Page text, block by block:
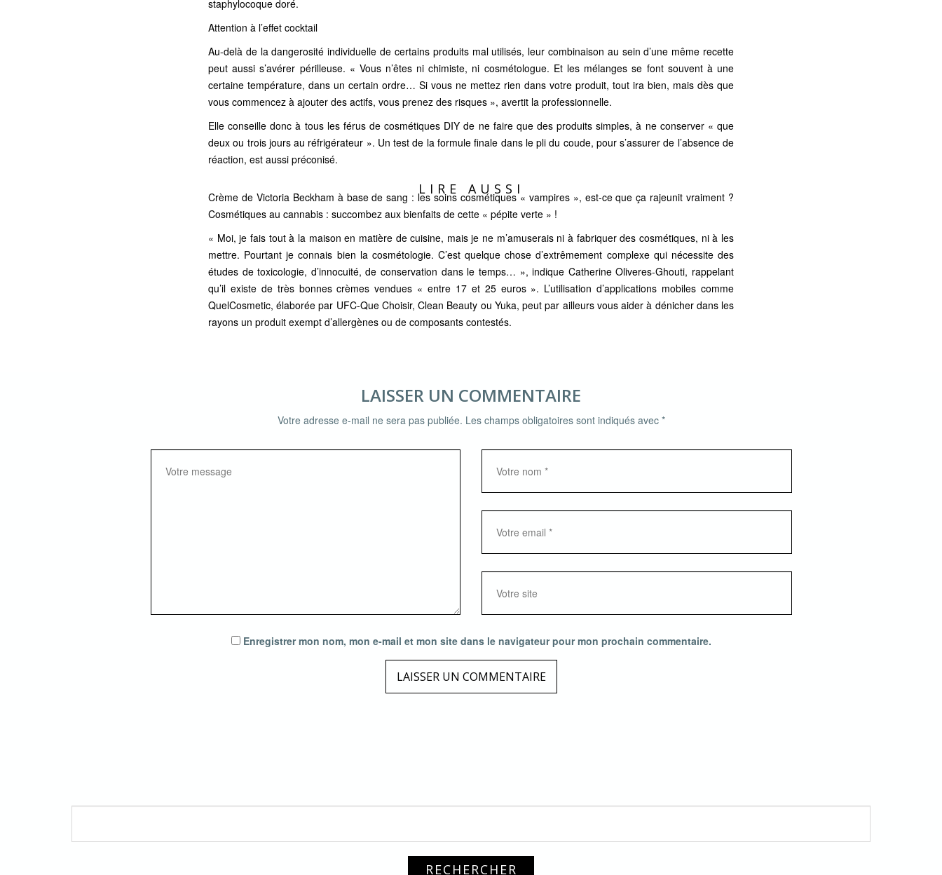
staphylocoque doré.
Attention à l’effet cocktail
Au-delà de la dangerosité individuelle de certains produits mal utilisés, leur combinaison au sein d’une même recette
peut aussi s’avérer périlleuse. « Vous n’êtes ni chimiste, ni cosmétologue. Et les mélanges se font souvent à une
certaine température, dans un certain ordre… Si vous ne mettez rien dans votre produit, tout ira bien, mais dès que
vous commencez à ajouter des actifs, vous prenez des risques », avertit la professionnelle.
Elle conseille donc à tous les férus de cosmétiques DIY de ne faire que des produits simples, à ne conserver « que
deux ou trois jours au réfrigérateur ». Un test de la formule finale dans le pli du coude, pour s’assurer de l’absence de
réaction, est aussi préconisé.
LIRE AUSSI
Crème de Victoria Beckham à base de sang : les soins cosmétiques « vampires », est-ce que ça rajeunit vraiment ?
Cosmétiques au cannabis : succombez aux bienfaits de cette « pépite verte » !
« Moi, je fais tout à la maison en matière de cuisine, mais je ne m’amuserais ni à fabriquer des cosmétiques, ni à les
mettre. Pourtant je connais bien la cosmétologie. C’est quelque chose d’extrêmement complexe qui nécessite des
études de toxicologie, d’innocuité, de conservation dans le temps… », indique Catherine Oliveres-Ghouti, rappelant
qu’il existe de très bonnes crèmes vendues « entre 17 et 25 euros ». L’utilisation d’applications mobiles comme
QuelCosmetic, élaborée par UFC-Que Choisir,Clean Beauty ou Yuka, peut par ailleurs vous aider à dénicher dans les
rayons un produit exempt d’allergènes ou de composants contestés.
LAISSER UN COMMENTAIRE
Votre adresse e-mail ne sera pas publiée. Les champs obligatoires sont indiqués avec *
Enregistrer mon nom, mon e-mail et mon site dans le navigateur pour mon prochain commentaire.